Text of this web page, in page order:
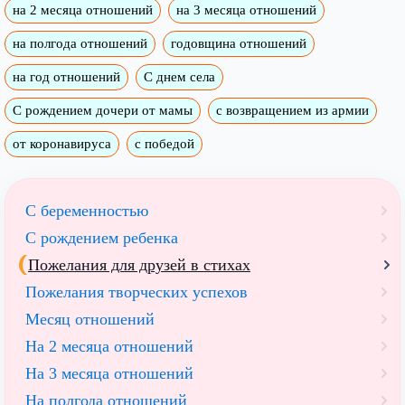
на 2 месяца отношений на 3 месяца отношений
на полгода отношений годовщина отношений
на год отношений С днем села
С рождением дочери от мамы с возвращением из армии
от коронавируса с победой
С беременностью
С рождением ребенка
Пожелания для друзей в стихах
Пожелания творческих успехов
Месяц отношений
На 2 месяца отношений
На 3 месяца отношений
На полгода отношений